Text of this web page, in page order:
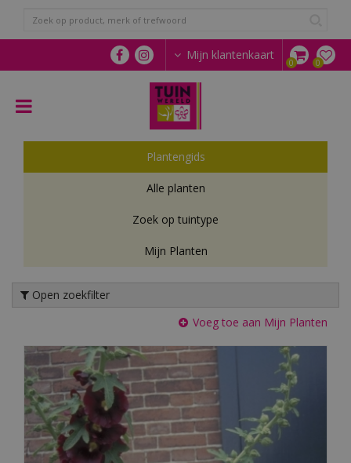
n
a
Mijn klantenkaart
Plantengids
Alle planten
Zoek op tuintype
Mijn Planten
Open zoekfilter
Voeg toe aan Mijn Planten